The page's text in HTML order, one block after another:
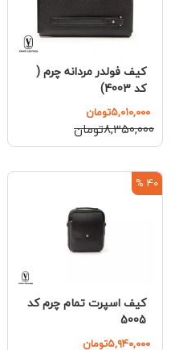
کیف فولدر مردانه چرم (
کد 4003)
۵,۰۱۰,۰۰۰تومان
۸,۳۵۰,۰۰۰تومان
40 %
کیف اسپرت تمام چرم کد
5005
۵,۹۴۰,۰۰۰تومان